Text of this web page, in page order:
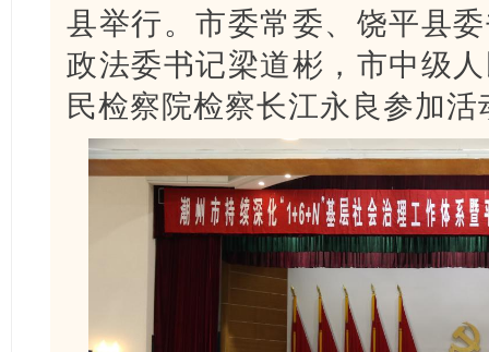
县举行。市委常委、饶平县
政法委书记梁道彬，市中级
民检察院检察长江永良参加活